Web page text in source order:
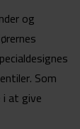
og
Som
i at give